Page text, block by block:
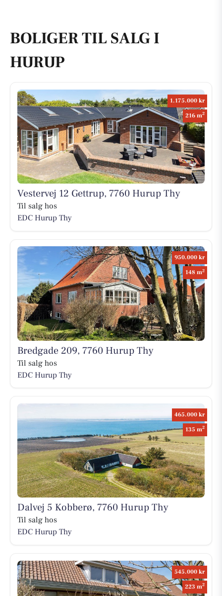
BOLIGER TIL SALG I
HURUP
1.175.000 kr
216 m2
Vestervej 12 Gettrup, 7760 Hurup Thy
Til salg hos
EDC Hurup Thy
950.000 kr
148 m2
Bredgade 209, 7760 Hurup Thy
Til salg hos
EDC Hurup Thy
465.000 kr
135 m2
Dalvej 5 Kobberø, 7760 Hurup Thy
Til salg hos
EDC Hurup Thy
545.000 kr
223 m2